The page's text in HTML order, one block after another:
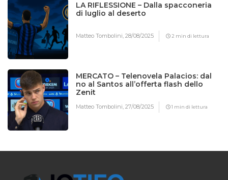
LA RIFLESSIONE – Dalla spacconeria
di luglio al deserto
Matteo Tombolini,28/08/2025 2 min di lettura
MERCATO – Telenovela Palacios: dal
no al Santos all’offerta flash dello
Zenit
Matteo Tombolini,27/08/2025 1 min di lettura